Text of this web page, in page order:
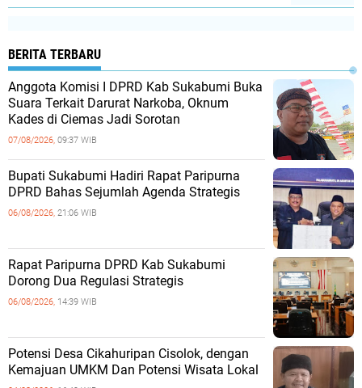
BERITA TERBARU
Anggota Komisi I DPRD Kab Sukabumi Buka
Suara Terkait Darurat Narkoba, Oknum
Kades di Ciemas Jadi Sorotan
07/08/2026, 09:37 WIB
Bupati Sukabumi Hadiri Rapat Paripurna
DPRD Bahas Sejumlah Agenda Strategis
06/08/2026, 21:06 WIB
Rapat Paripurna DPRD Kab Sukabumi
Dorong Dua Regulasi Strategis
06/08/2026, 14:39 WIB
Potensi Desa Cikahuripan Cisolok, dengan
Kemajuan UMKM Dan Potensi Wisata Lokal